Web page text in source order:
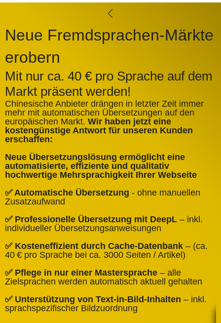
Neue Fremdsprachen-Märkte
erobern
Mit nur ca. 40 € pro Sprache auf dem
Markt präsent werden!
Chinesische Anbieter drängen in letzter Zeit immer
mehr mit automatischen Übersetzungen auf den
europäischen Markt. Wir haben jetzt eine
kostengünstige Antwort für unseren Kunden
erschaffen:
Neue Übersetzungslösung ermöglicht eine
automatisierte, effiziente und qualitativ
hochwertige Mehrsprachigkeit Ihrer Webseite
✅ Automatische Übersetzung - ohne manuellen
Zusatzaufwand
✅ Professionelle Übersetzung mit DeepL – inkl.
individueller Übersetzungsanweisungen
✅ Kosteneffizient durch Cache‑Datenbank – (ca.
40 € pro Sprache bei ca. 3000 Seiten / Artikel)
✅ Pflege in nur einer Mastersprache – alle
Zielsprachen werden automatisch aktuell gehalten
✅ Unterstützung von Text‑in‑Bild‑Inhalten – inkl.
sprachspezifischer Bildzuordnung